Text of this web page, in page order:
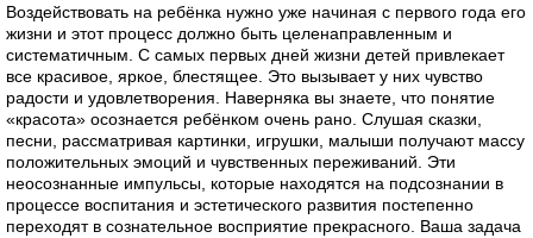
Воздействовать на ребёнка нужно уже начиная с первого года его
жизни и этот процесс должно быть целенаправленным и
систематичным. С самых первых дней жизни детей привлекает
все красивое, яркое, блестящее. Это вызывает у них чувство
радости и удовлетворения. Наверняка вы знаете, что понятие
«красота» осознается ребёнком очень рано. Слушая сказки,
песни, рассматривая картинки, игрушки, малыши получают массу
положительных эмоций и чувственных переживаний. Эти
неосознанные импульсы, которые находятся на подсознании в
процессе воспитания и эстетического развития постепенно
переходят в сознательное восприятие прекрасного. Ваша задача